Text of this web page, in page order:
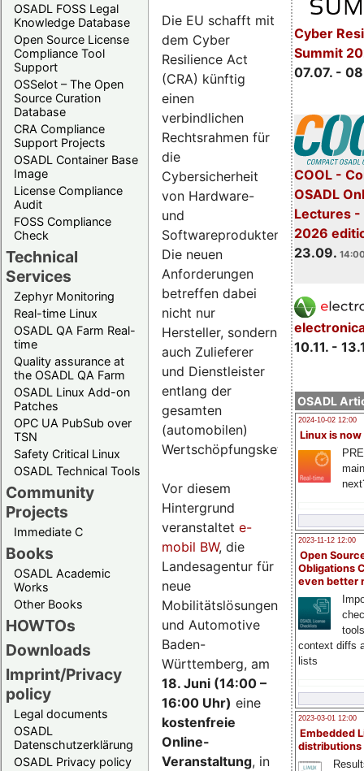
OSADL FOSS Legal
Knowledge Database
Open Source License
Compliance Tool
Support
OSSelot – The Open
Source Curation
Database
CRA Compliance
Support Projects
OSADL Container Base
Image
License Compliance
Audit
FOSS Compliance
Check
Technical
Services
Zephyr Monitoring
Real-time Linux
OSADL QA Farm Real-
time
Quality assurance at
the OSADL QA Farm
OSADL Linux Add-on
Patches
OPC UA PubSub over
TSN
Safety Critical Linux
OSADL Technical Tools
Community
Projects
Immediate C
Books
OSADL Academic
Works
Other Books
HOWTOs
Downloads
Imprint/Privacy
policy
Legal documents
OSADL
Datenschutzerklärung
OSADL Privacy policy
Cyber
Summit
07.07. -
COOL -
OSADL
Lectures -
2026
23.09.
10.11. -
OSADL
2024-10-02 12:00
Linux is now
2023-11-12 12:00
Open
Obligations
even better
context diffs
lists
2023-03-01 12:00
Embedded
distributions
Die EU schafft mit
dem Cyber
Resilience Act
(CRA) künftig
einen
verbindlichen
Rechtsrahmen für
die
Cybersicherheit
von Hardware-
und
Softwareprodukten.
Die neuen
Anforderungen
betreffen dabei
nicht nur
Hersteller, sondern
auch Zulieferer
und Dienstleister
entlang der
gesamten
(automobilen)
Wertschöpfungskette.
Vor diesem
Hintergrund
veranstaltet e-
mobil BW, die
Landesagentur für
neue
Mobilitätslösungen
und Automotive
Baden-
Württemberg, am
18. Juni (14:00 –
16:00 Uhr) eine
kostenfreie
Online-
Veranstaltung, in